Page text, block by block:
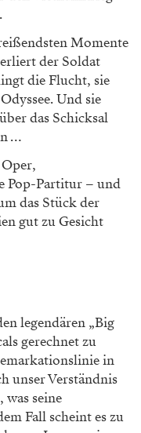
Momente
der Soldat
die Flucht, sie
Und sie
das Schicksal
…
Pop-Partitur – und
das Stück der
gut zu Gesicht
­legendären „Big
gerechnet zu
in
unser Verständnis
was seine
Fall scheint es zu